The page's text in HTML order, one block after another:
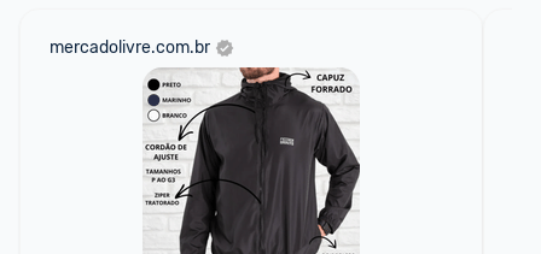
mercadolivre.com.br